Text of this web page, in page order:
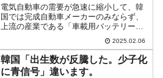
電気自動車の需要が急速に縮小して、韓
国では完成自動車メーカーのみならず、
上流の産業である「車載用バッテリー」
メーカーの業績が傾いています。例え
ば、韓国最大手の『LGエネルギーソリュ
ーション』の2020年の業績は対前年同期
比で営業利益が「約7...
2025.02.06
韓国「出生数が反騰した。少子化
に青信号」違います。